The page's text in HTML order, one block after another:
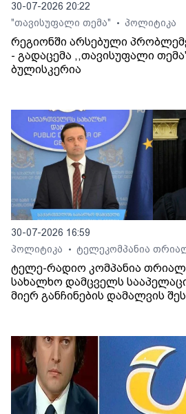
30-07-2026 20:22
"თავისუფალი თემა"
• პოლიტიკა
რეგიონში არსებული
- გადაცემა ,,თავისუფალი
ბულისკერია
30-07-2026 16:59
პოლიტიკა
• ტელეკომპანია
ტელე-რადიო კომპანია
სახალხო დამცველს
მიერ განჩინების დამალვის